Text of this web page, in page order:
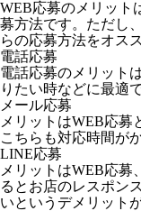
WEB応募のメリット
募方法です。ただし
らの応募方法をオス
電話応募
電話応募のメリット
りたい時などに最適
メール応募
メリットはWEB応募
こちらも対応時間が
LINE応募
メリットはWEB応
るとお店のレスポン
いというデメリット